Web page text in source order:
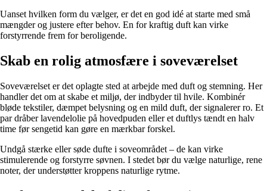
Uanset hvilken form du vælger, er det en god idé at starte med små
mængder og justere efter behov. En for kraftig duft kan virke
forstyrrende frem for beroligende.
Skab en rolig atmosfære i soveværelset
Soveværelset er det oplagte sted at arbejde med duft og stemning. Her
handler det om at skabe et miljø, der indbyder til hvile. Kombinér
bløde tekstiler, dæmpet belysning og en mild duft, der signalerer ro. Et
par dråber lavendelolie på hovedpuden eller et duftlys tændt en halv
time før sengetid kan gøre en mærkbar forskel.
Undgå stærke eller søde dufte i soveområdet – de kan virke
stimulerende og forstyrre søvnen. I stedet bør du vælge naturlige, rene
noter, der understøtter kroppens naturlige rytme.